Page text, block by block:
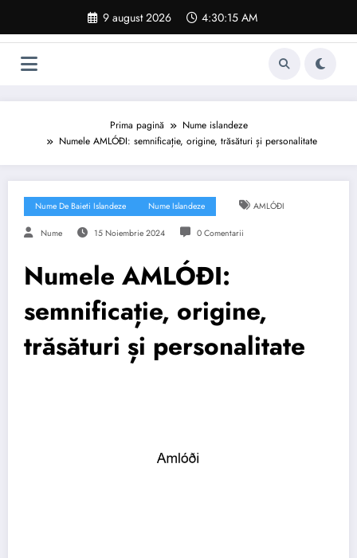
conținut
9 august 2026 4:30:16 AM
Prima pagină
Nume islandeze
Numele AMLÓÐI: semnificație, origine, trăsături și personalitate
Nume De Baieti Islandeze Nume Islandeze AMLÓÐI
Nume 15 Noiembrie 2024 0 Comentarii
Numele AMLÓÐI:
semnificație, origine,
trăsături și personalitate